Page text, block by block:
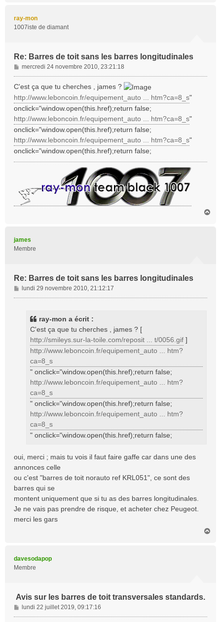
ray-mon
1007iste de diamant
Re: Barres de toit sans les barres longitudinales
M
e
s
a
g
e
mercredi 24 novembre 2010, 23:21:18
C'est ça que tu cherches , james ?
http://www.leboncoin.fr/equipement_auto ... htm?ca=8_s"
onclick="window.open(this.href);return false;
http://www.leboncoin.fr/equipement_auto ... htm?ca=8_s"
onclick="window.open(this.href);return false;
http://www.leboncoin.fr/equipement_auto ... htm?ca=8_s"
onclick="window.open(this.href);return false;
james
Membre
Re: Barres de toit sans les barres longitudinales
M
e
lundi 29 novembre 2010, 21:12:17
ray-mon a écrit :
C'est ça que tu cherches , james ? [
http://smileys.sur-la-toile.com/reposit ... t/0056.gif ]
http://www.leboncoin.fr/equipement_auto ... htm?
ca=8_s
" onclick="window.open(this.href);return false;
http://www.leboncoin.fr/equipement_auto ... htm?
ca=8_s
" onclick="window.open(this.href);return false;
http://www.leboncoin.fr/equipement_auto ... htm?
ca=8_s
" onclick="window.open(this.href);return false;
oui, merci ; mais tu vois il faut faire gaffe car dans une des
annonces celle
ou c'est "barres de toit norauto ref KRL051", ce sont des
barres qui se
montent uniquement que si tu as des barres longitudinales.
Je ne vais pas prendre de risque, et acheter chez Peugeot.
merci les gars
davesodapop
Membre
Avis sur les barres de toit transversales standards.
M
e
lundi 22 juillet 2019, 09:17:16